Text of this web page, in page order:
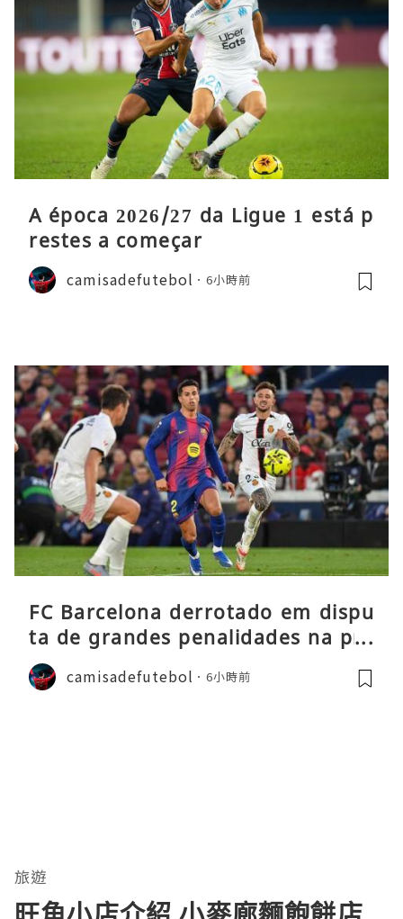
A época 2026/27 da Ligue 1 está p
restes a começar
camisadefutebol 6小時前
FC Barcelona derrotado em dispu
ta de grandes penalidades na pré
-época
camisadefutebol 6小時前
旅遊